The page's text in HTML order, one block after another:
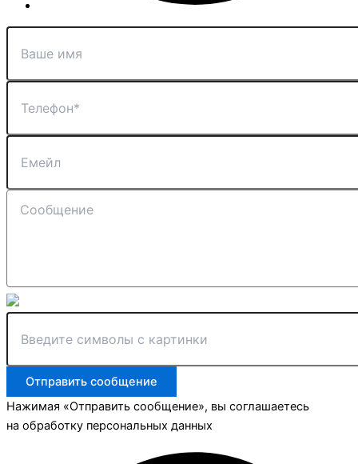
Отправить сообщение
Нажимая «Отправить сообщение», вы соглашаетесь
на обработку персональных данных